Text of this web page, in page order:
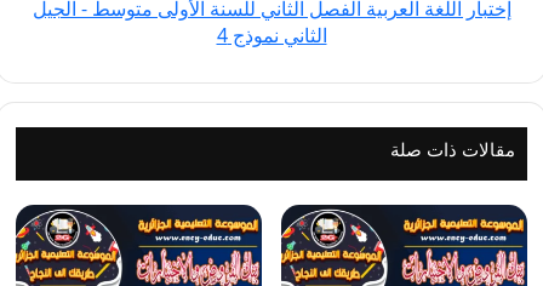
نموذج
4
إختبار اللغة العربية الفصل الثاني للسنة الأولى متوسط - الجيل
الثاني نموذج 4
مقالات ذات صلة